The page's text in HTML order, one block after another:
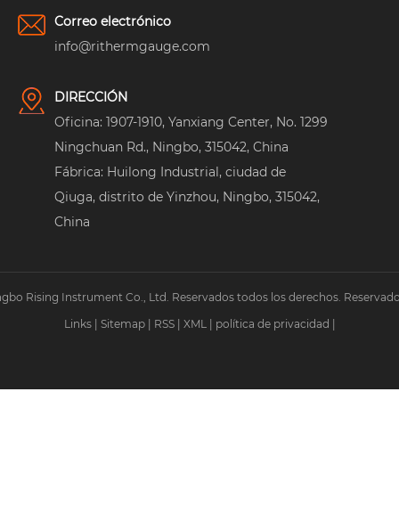
Correo electrónico
info@rithermgauge.com
DIRECCIÓN
Oficina: 1907-1910, Yanxiang Center, No. 1299
Ningchuan Rd., Ningbo, 315042, China
Fábrica: Huilong Industrial, ciudad de
Qiuga, distrito de Yinzhou, Ningbo, 315042,
China
Rising Instrument Co., Ltd. Reservados todos los derechos.
Links
Sitemap RSS XML política de privacidad